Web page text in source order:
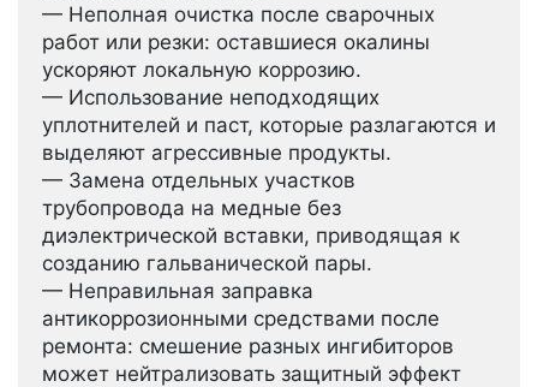
— Неполная очистка после сварочных
работ или резки: оставшиеся окалины
ускоряют локальную коррозию.
— Использование неподходящих
уплотнителей и паст, которые разлагаются и
выделяют агрессивные продукты.
— Замена отдельных участков
трубопровода на медные без
диэлектрической вставки, приводящая к
созданию гальванической пары.
— Неправильная заправка
антикоррозионными средствами после
ремонта: смешение разных ингибиторов
может нейтрализовать защитный эффект